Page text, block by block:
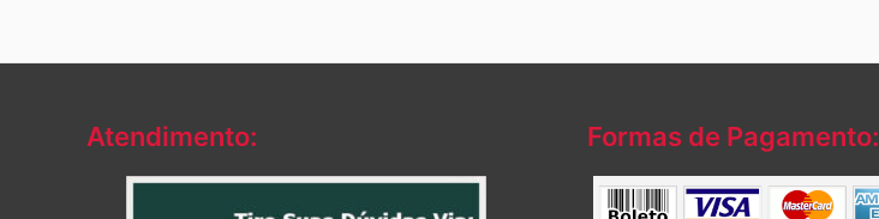
Atendimento: Formas de Pagamento: